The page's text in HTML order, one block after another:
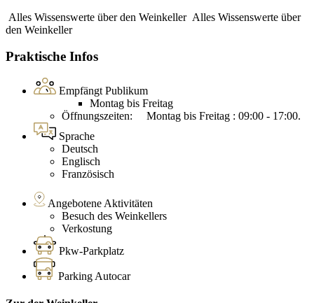
Alles Wissenswerte über den Weinkeller Alles Wissenswerte über
den Weinkeller
Praktische Infos
Empfängt Publikum
Montag bis Freitag
Öffnungszeiten: Montag bis Freitag : 09:00 - 17:00.
Sprache
Deutsch
Englisch
Französisch
Angebotene Aktivitäten
Besuch des Weinkellers
Verkostung
Pkw-Parkplatz
Parking Autocar